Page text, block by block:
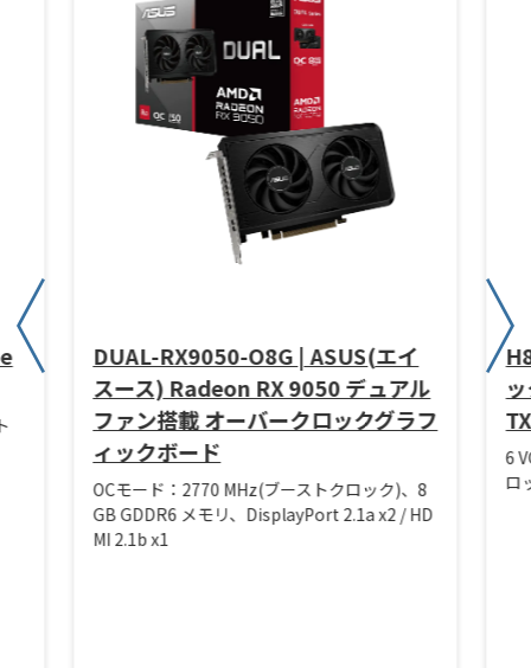
DUAL-RX9050-O8G | ASUS(エイ
スース) Radeon RX 9050 デュアル
ファン搭載 オーバークロックグラフ
ィックボード
OCモード：2770 MHz(ブーストクロック)、8
GB GDDR6 メモリ、DisplayPort 2.1a x2 / HD
MI 2.1b x1
6
ロ